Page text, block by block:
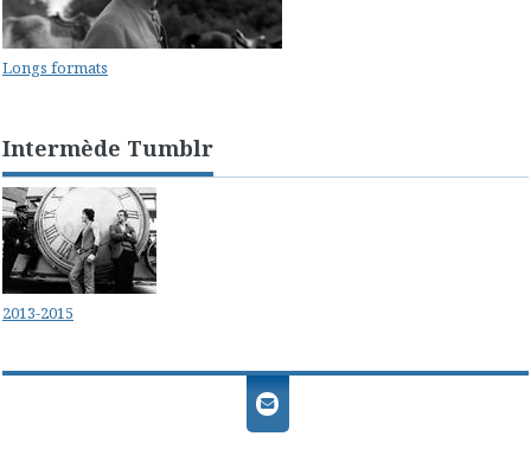
Longs formats
Intermède Tumblr
2013-2015